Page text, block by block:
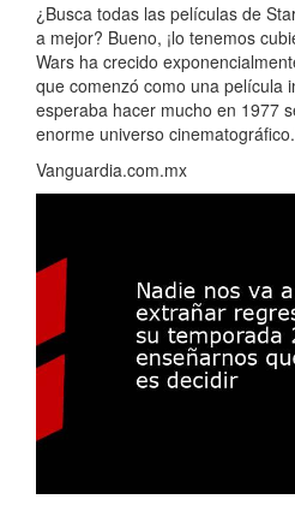
¿Busca todas las películas de
a mejor? Bueno, ¡lo tenemos
Wars ha crecido
que comenzó como una película
esperaba hacer mucho en 1977
enorme universo
Vanguardia.com.mx